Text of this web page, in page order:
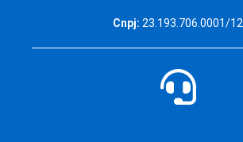
Cnpj: 23.193.706.0001/12